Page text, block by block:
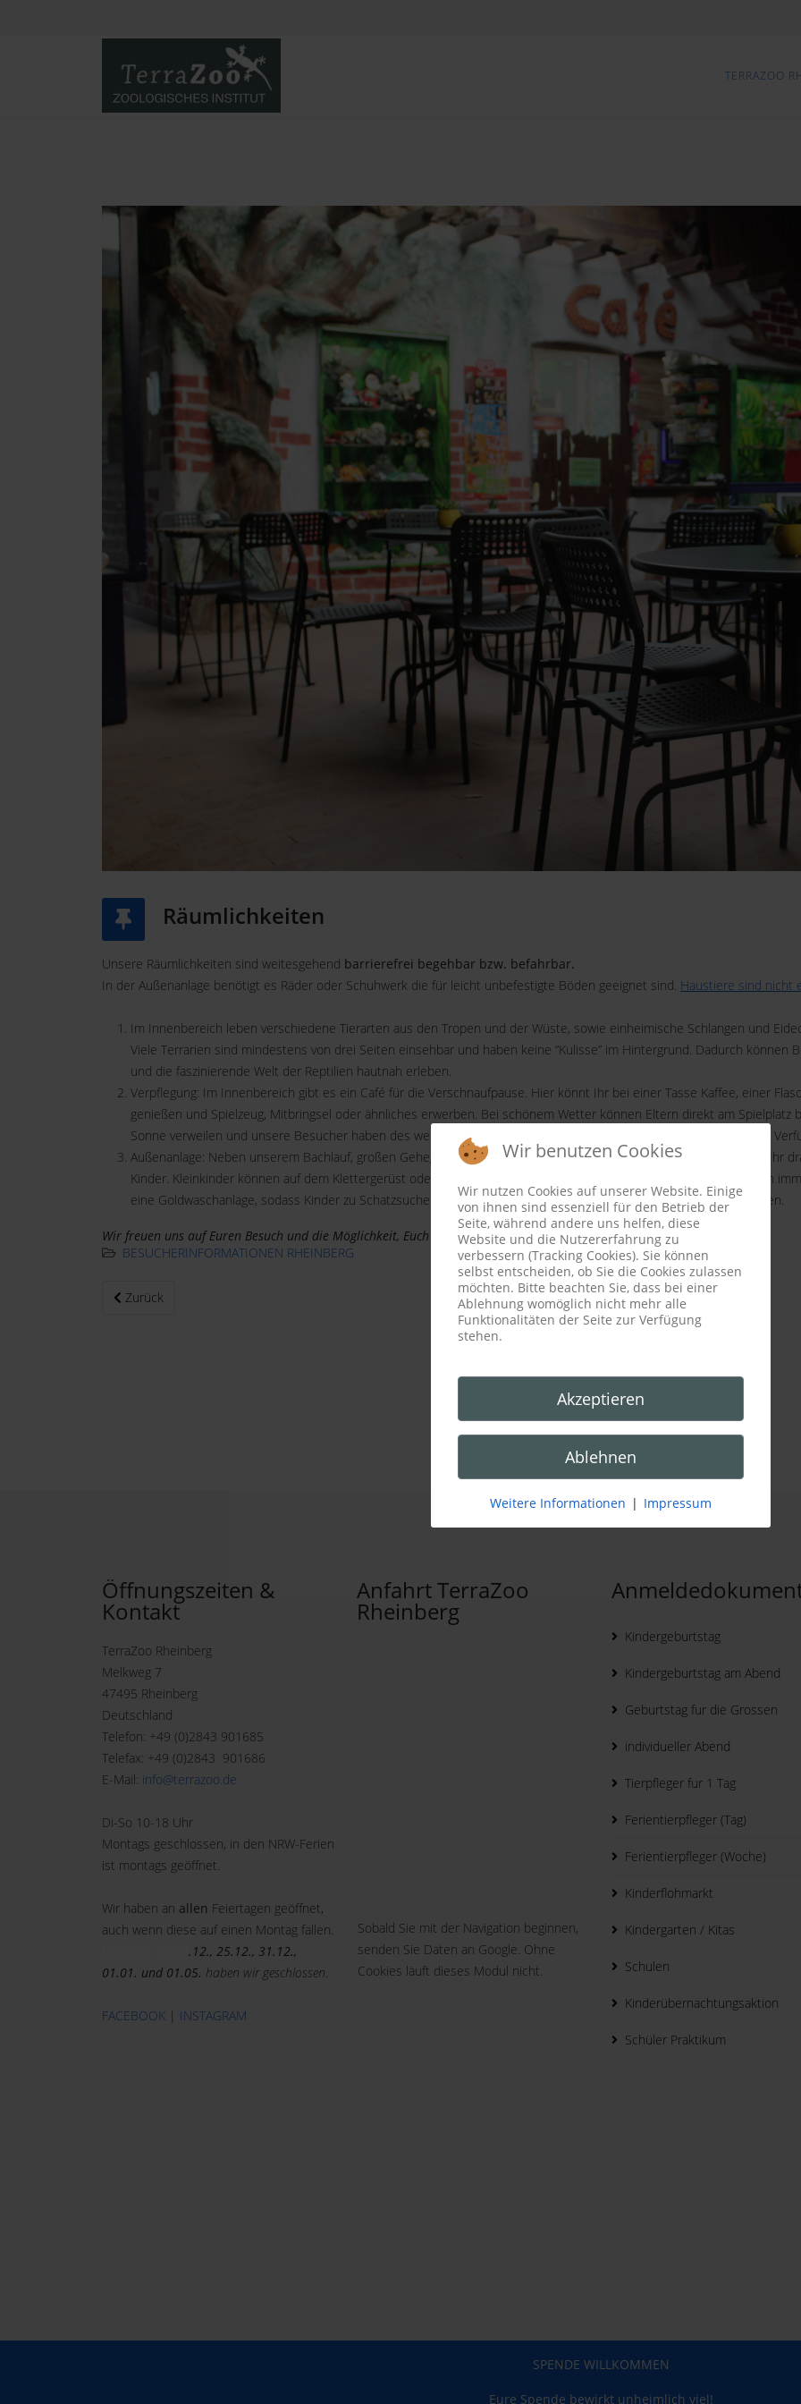
TERRAZOO
Räumlichkeiten
Unsere Räumlichkeiten sind weitesgehend barrierefrei begehbar bzw. befahrbar.
In der Außenanlage benötigt es Räder oder Schuhwerk die für leicht unbefestigte Böden geeignet sind. Haustiere sind nicht
Im Innenbereich leben verschiedene Tierarten aus den Tropen und der Wüste, sowie einheimische Schlangen und
Viele Terrarien sind mindestens von drei Seiten einsehbar und haben keine “Kulisse” im Hintergrund. Dadurch können
und die faszinierende Welt der Reptilien hautnah erleben.
Verpflegung: Im Innenbereich gibt es ein Café für die Verschnaufpause. Hier könnt Ihr bei einer Tasse Kaffee, einer
genießen und Spielzeug, Mitbringsel oder ähnliches erwerben. Bei schönem Wetter können Eltern direkt am
Sonne verweilen und unsere Besucher haben des weiteren einige Tische und Stühle für eine ausgiebige Pause zur
Außenanlage: Neben unserem Bachlauf, großen Gehegen, der beliebten Ziegenanlage und Freilandterrarien findet Ihr
Kinder. Kleinkinder können auf dem Klettergerüst oder in unserem großen Sandkasten spielen. Spielsachen stehen
eine Goldwaschanlage, sodass Kinder zu Schatzsuchern werden können und eine Hüpfburg zum springen und toben.
Wir freuen uns auf Euren Besuch und die Möglichkeit, Euch unsere Reptilienwelt zu zeigen!
BESUCHERINFORMATIONEN RHEINBERG
Vorheriger Beitrag: Was ist nicht erlaubt?
Zurück
Öffnungszeiten &
Kontakt
TerraZoo Rheinberg
Melkweg 7
47495 Rheinberg
Deutschland
Telefon: +49 (0)2843 901685
Telefax: +49 (0)2843 901686
E-Mail: info@terrazoo.de
Di-So 10-18 Uhr
Montags geschlossen, in den NRW-Ferien
ist montags geöffnet.
Wir haben an allen Feiertagen geöffnet,
auch wenn diese auf einen Montag fallen.
.12., 25.12., 31.12.,
01.01. und 01.05. haben wir geschlossen.
FACEBOOK | INSTAGRAM
Anfahrt TerraZoo
Rheinberg
Sobald Sie mit der Navigation beginnen,
senden Sie Daten an Google. Ohne
Cookies läuft dieses Modul nicht.
Kindergeburtstag
Kindergeburtstag am Abend
Geburtstag fur die Grossen
individueller Abend
Tierpfleger fur 1 Tag
Ferientierpfleger (Tag)
Ferientierpfleger (Woche)
Kinderflohmarkt
Kindergarten / Kitas
Schulen
Kinderübernachtungsaktion
Schüler Praktikum
SPENDE WILLKOMMEN
Eure Spende bewirkt unheimlich viel!
Wir benutzen Cookies
Wir nutzen Cookies auf unserer Website. Einige
von ihnen sind essenziell für den Betrieb der
Seite, während andere uns helfen, diese
Website und die Nutzererfahrung zu
verbessern (Tracking Cookies). Sie können
selbst entscheiden, ob Sie die Cookies zulassen
möchten. Bitte beachten Sie, dass bei einer
Ablehnung womöglich nicht mehr alle
Funktionalitäten der Seite zur Verfügung
stehen.
Akzeptieren
Ablehnen
Weitere Informationen | Impressum